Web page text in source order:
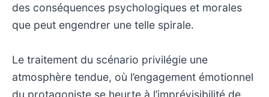
des conséquences psychologiques et morales
que peut engendrer une telle spirale.
Le traitement du scénario privilégie une
atmosphère tendue, où l’engagement émotionnel
du protagoniste se heurte à l’imprévisibilité de